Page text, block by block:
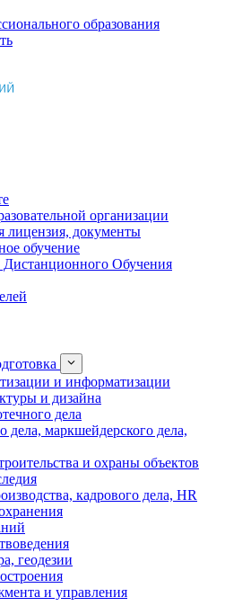
образования
организации
лицензия, документы
обучение
Обучения
и информатизации
и дизайна
дела
дела, маркшейдерского дела,
и охраны объектов
кадрового дела, HR
геодезии
и управления